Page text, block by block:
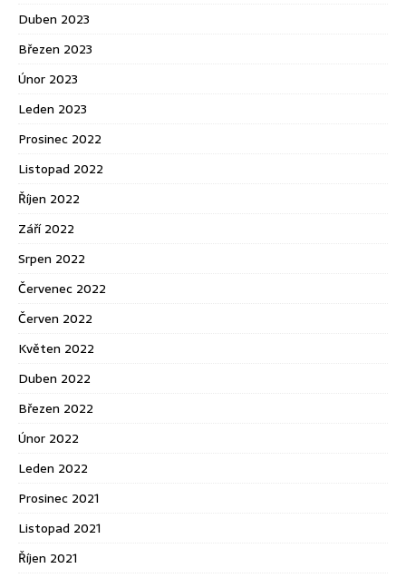
Duben 2023
Březen 2023
Únor 2023
Leden 2023
Prosinec 2022
Listopad 2022
Říjen 2022
Září 2022
Srpen 2022
Červenec 2022
Červen 2022
Květen 2022
Duben 2022
Březen 2022
Únor 2022
Leden 2022
Prosinec 2021
Listopad 2021
Říjen 2021